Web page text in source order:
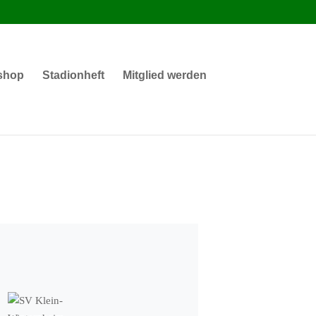
Stadionheft Mitglied werden